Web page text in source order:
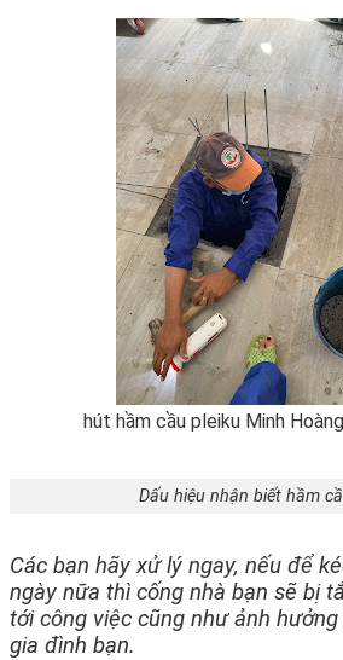
hút hầm cầu pleiku Minh
Dấu hiệu nhận biết hầm
Các bạn hãy xử lý ngay, nếu để
ngày nữa thì cống nhà bạn sẽ bị
tới công việc cũng như ảnh
gia đình bạn.